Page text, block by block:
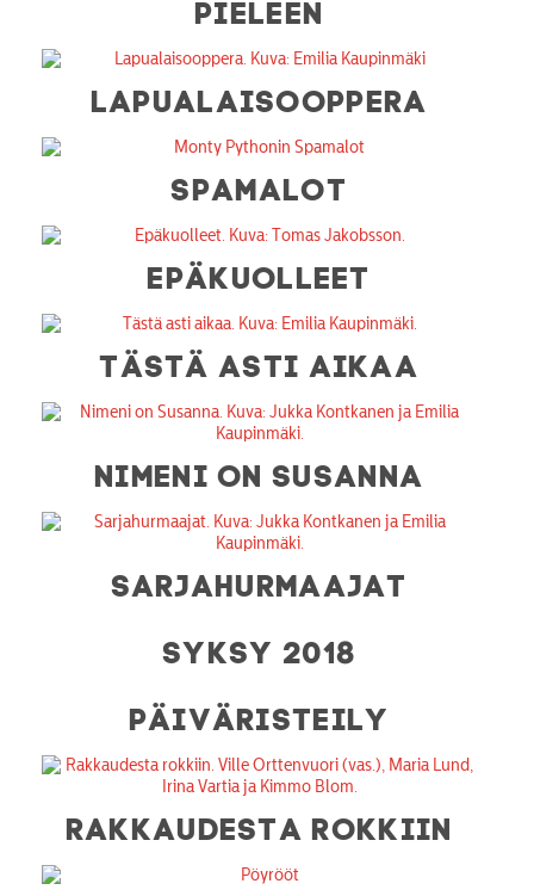
PIELEEN
LAPUALAISOOPPERA
SPAMALOT
EPÄKUOLLEET
TÄSTÄ ASTI AIKAA
NIMENI ON SUSANNA
SARJAHURMAAJAT
SYKSY 2018
PÄIVÄRISTEILY
RAKKAUDESTA ROKKIIN